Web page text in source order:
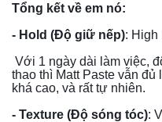
Tổng kết về em nó:
- Hold (Độ giữ nếp): High
Với 1 ngày dài làm việc,
thao thì Matt Paste vẫn
khá cao, và rất tự nhiên.
- Texture (Độ sóng tóc):